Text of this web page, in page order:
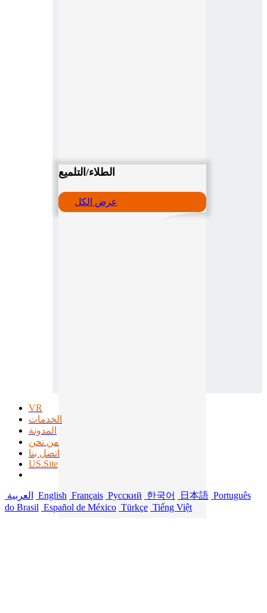
الطلاء/التلميع
عرض الكل
VR
الخدمات
المدونة
من نحن
اتصل بنا
US.Site
العربية English Français Русский 한국어 日本語 Português
do Brasil Español de México Türkçe Tiếng Việt